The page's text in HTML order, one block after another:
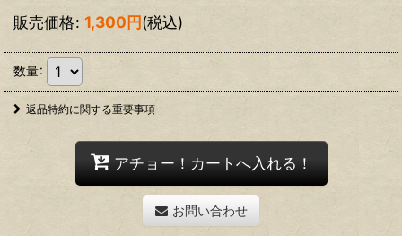
販売価格: 1,300円(税込)
数量:
返品特約に関する重要事項
アチョー！カートへ入れる！
お問い合わせ